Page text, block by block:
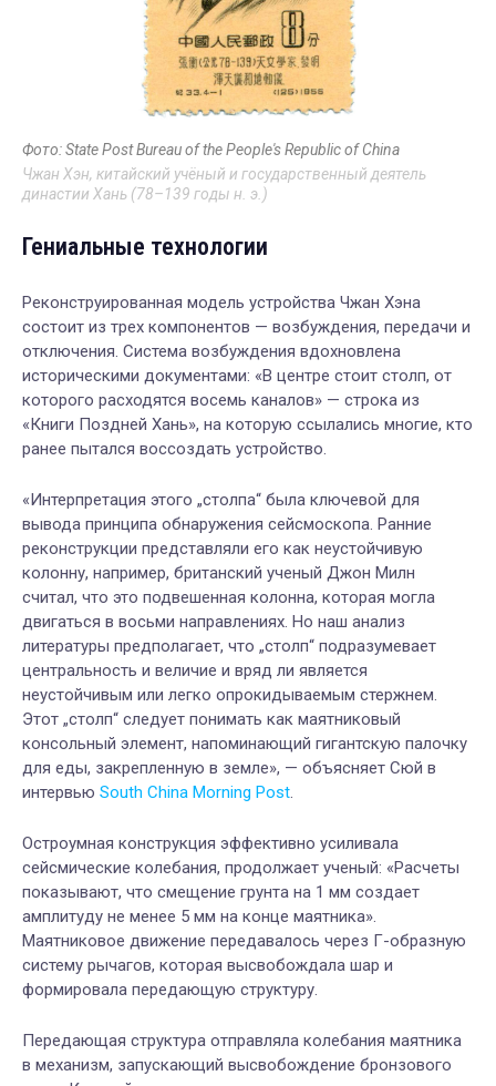
Фото: State Post Bureau of the People's Republic of China
Чжан Хэн, китайский учёный и государственный деятель
династии Хань (78–139 годы н. э.)
Гениальные технологии
Реконструированная модель устройства Чжан Хэна
состоит из трех компонентов — возбуждения, передачи и
отключения. Система возбуждения вдохновлена
историческими документами: «В центре стоит столп, от
которого расходятся восемь каналов» — строка из
«Книги Поздней Хань», на которую ссылались многие, кто
ранее пытался воссоздать устройство.
«Интерпретация этого „столпа“ была ключевой для
вывода принципа обнаружения сейсмоскопа. Ранние
реконструкции представляли его как неустойчивую
колонну, например, британский ученый Джон Милн
считал, что это подвешенная колонна, которая могла
двигаться в восьми направлениях. Но наш анализ
литературы предполагает, что „столп“ подразумевает
центральность и величие и вряд ли является
неустойчивым или легко опрокидываемым стержнем.
Этот „столп“ следует понимать как маятниковый
консольный элемент, напоминающий гигантскую палочку
для еды, закрепленную в земле», — объясняет Сюй в
интервью South China Morning Post.
Остроумная конструкция эффективно усиливала
сейсмические колебания, продолжает ученый: «Расчеты
показывают, что смещение грунта на 1 мм создает
амплитуду не менее 5 мм на конце маятника».
Маятниковое движение передавалось через Г-образную
систему рычагов, которая высвобождала шар и
формировала передающую структуру.
Передающая структура отправляла колебания маятника
в механизм, запускающий высвобождение бронзового